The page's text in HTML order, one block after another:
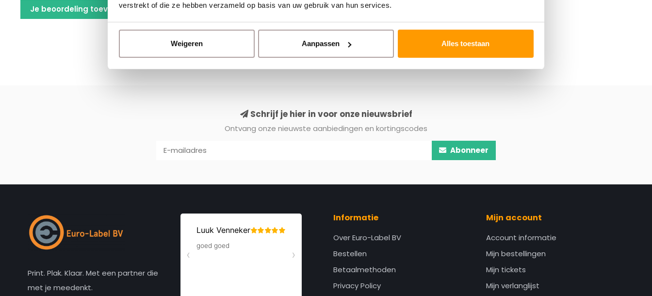
verstrekt of die ze hebben verzameld op basis van uw gebruik van hun services.
Weigeren Aanpassen Alles toestaan
Je beoordeling toevoegen
Schrijf je hier in voor onze nieuwsbrief
Ontvang onze nieuwste aanbiedingen en kortingscodes
Abonneer
Print. Plak. Klaar. Met een partner die
met je meedenkt.
Informatie
Over Euro-Label BV
Bestellen
Betaalmethoden
Privacy Policy
Mijn account
Account informatie
Mijn bestellingen
Mijn tickets
Mijn verlanglijst